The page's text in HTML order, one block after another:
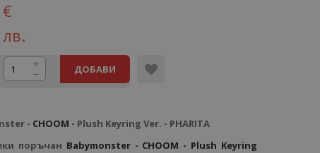
ДОБАВИ
- CHOOM - Plush Keyring Ver. - PHARITA
поръчан Babymonster - CHOOM - Plush Keyring